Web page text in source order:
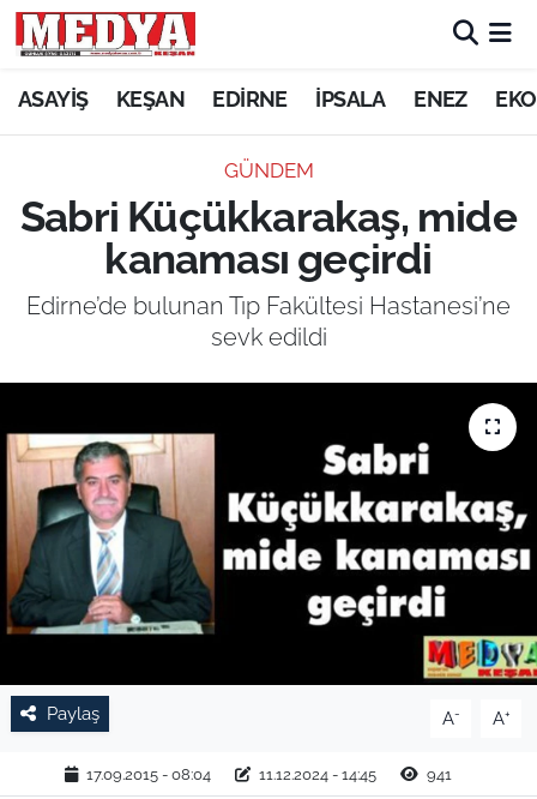
ASAYİŞ KEŞAN EDİRNE İPSALA ENEZ
GÜNDEM
Sabri Küçükkarakaş, mide
kanaması geçirdi
Edirne’de bulunan Tıp Fakültesi Hastanesi’ne
sevk edildi
Paylaş A- A+
17.09.2015 - 08:04 11.12.2024 - 14:45 941
KEŞAN
ASAYİŞ
SİYASET
SAĞLIK
EĞİTİM
TARIM VE HAYVANCILIK
KÜLTÜR SANAT
RESMİ İLAN
SPOR